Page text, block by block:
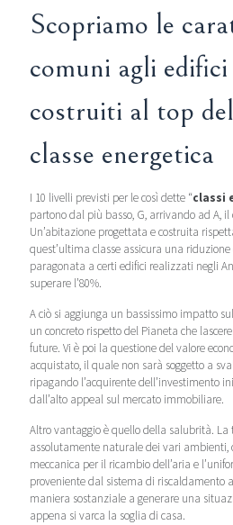
Scopriamo le
comuni agli
costruiti al top
classe energetica
I 10 livelli previsti per le così dette “classi
partono dal più basso, G, arrivando ad A,
Un’abitazione progettata e costruita
quest’ultima classe assicura una
paragonata a certi edifici realizzati negli
superare l’80%.
A ciò si aggiunga un bassissimo impatto
un concreto rispetto del Pianeta che
future. Vi è poi la questione del valore
acquistato, il quale non sarà soggetto a
ripagando l’acquirente dell’investimento
dall’alto appeal sul mercato immobiliare.
Altro vantaggio è quello della salubrità. La
assolutamente naturale dei vari ambienti,
meccanica per il ricambio dell’aria e
proveniente dal sistema di riscaldamento
maniera sostanziale a generare una
appena si varca la soglia di casa.